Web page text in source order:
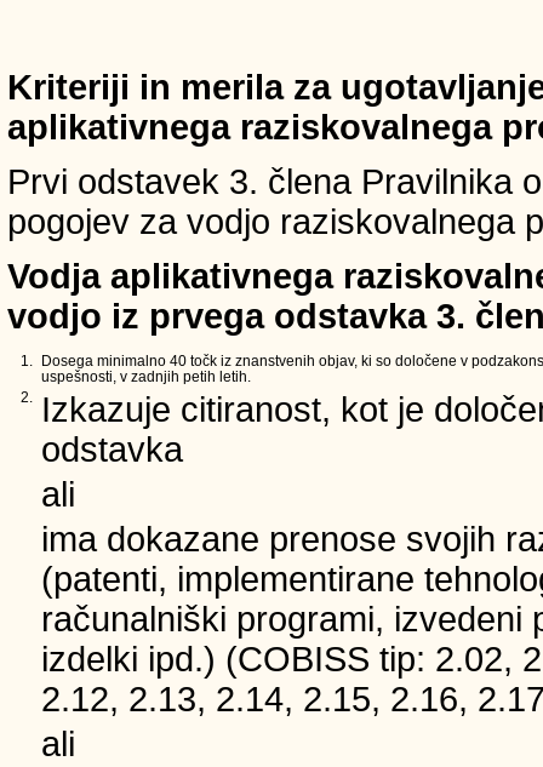
Kriteriji in merila za
aplikativnega raziskovalnega
Prvi odstavek 3. člena Pravilnika
pogojev za vodjo raziskovalnega
Vodja aplikativnega
vodjo iz prvega odstavka 3.
1.
Dosega minimalno 40 točk iz znanstvenih objav, ki so določene v
uspešnosti, v zadnjih petih letih.
2.
Izkazuje citiranost, kot je
odstavka
ali
ima dokazane prenose svojih
(patenti, implementirane
računalniški programi, izvedeni
izdelki ipd.) (COBISS tip: 2.02,
2.12, 2.13, 2.14, 2.15, 2.16,
ali